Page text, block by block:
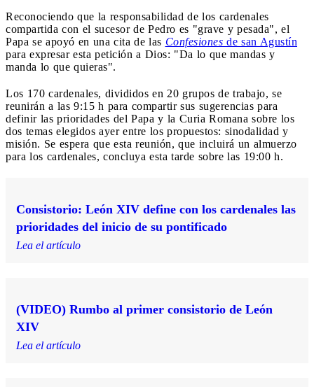
Reconociendo que la responsabilidad de los cardenales
compartida con el sucesor de Pedro es "grave y pesada", el
Papa se apoyó en una cita de las Confesiones de san Agustín
para expresar esta petición a Dios: "Da lo que mandas y
manda lo que quieras".
Los 170 cardenales, divididos en 20 grupos de trabajo, se
reunirán a las 9:15 h para compartir sus sugerencias para
definir las prioridades del Papa y la Curia Romana sobre los
dos temas elegidos ayer entre los propuestos: sinodalidad y
misión. Se espera que esta reunión, que incluirá un almuerzo
para los cardenales, concluya esta tarde sobre las 19:00 h.
Consistorio: León XIV define con los cardenales las
prioridades del inicio de su pontificado
Lea el artículo
(VIDEO) Rumbo al primer consistorio de León
XIV
Lea el artículo